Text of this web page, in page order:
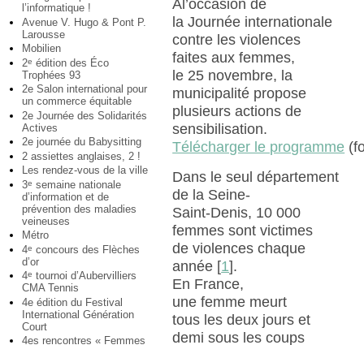
l’informatique !
Avenue V. Hugo & Pont P.
Larousse
Mobilien
2e édition des Éco
Trophées 93
2e Salon international pour
un commerce équitable
2e Journée des Solidarités
Actives
2e journée du Babysitting
2 assiettes anglaises, 2 !
Les rendez-vous de la ville
3e semaine nationale
d’information et de
prévention des maladies
veineuses
Métro
4e concours des Flèches
d’or
4e tournoi d’Aubervilliers
CMA Tennis
4e édition du Festival
International Génération
Court
4es rencontres « Femmes
Al’occasion de
la Journée internationale
contre les violences
faites aux femmes,
le 25 novembre, la
municipalité propose
plusieurs actions de
sensibilisation.
Télécharger le programme
Dans le seul département
de la Seine-
Saint-Denis, 10 000
femmes sont victimes
de violences chaque
année [1].
En France,
une femme meurt
tous les deux jours et
demi sous les coups